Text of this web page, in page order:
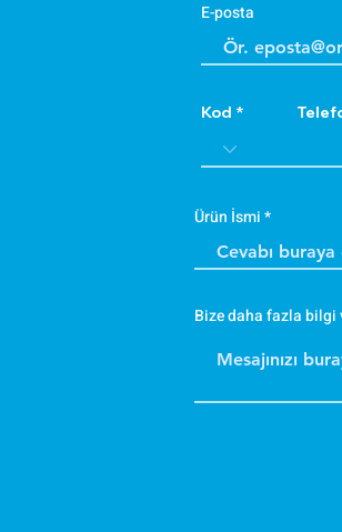
E-posta
Kod
Ürün İsmi
Bize daha fazla bilgi